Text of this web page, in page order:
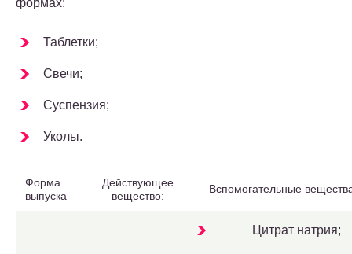
формах:
Таблетки;
Свечи;
Суспензия;
Уколы.
Форма
выпуска
Действующее
вещество:
Вспомогательные
Цитрат натрия;